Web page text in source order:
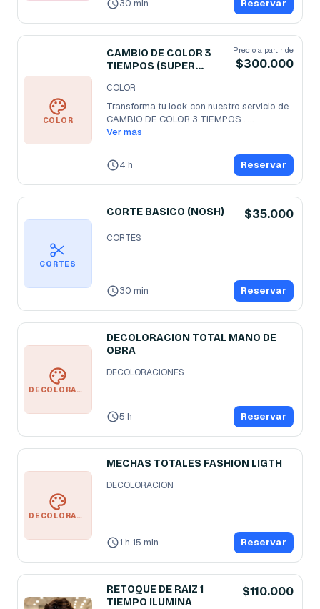
30 min Reservar
COLOR
CAMBIO DE COLOR 3
TIEMPOS (SUPER
Precio a partir de
$300.000
COLOR
Transforma tu look con nuestro servicio de
CAMBIO DE COLOR 3 TIEMPOS . ...
Ver más
4 h Reservar
CORTES
CORTE BASICO (NOSH) $35.000
CORTES
30 min Reservar
DECOLORACIONES
DECOLORACION TOTAL MANO DE
OBRA
DECOLORACIONES
5 h Reservar
DECOLORACION
MECHAS TOTALES FASHION LIGTH
DECOLORACION
1 h 15 min Reservar
RETOQUE DE RAIZ 1
TIEMPO ILUMINA
$110.000